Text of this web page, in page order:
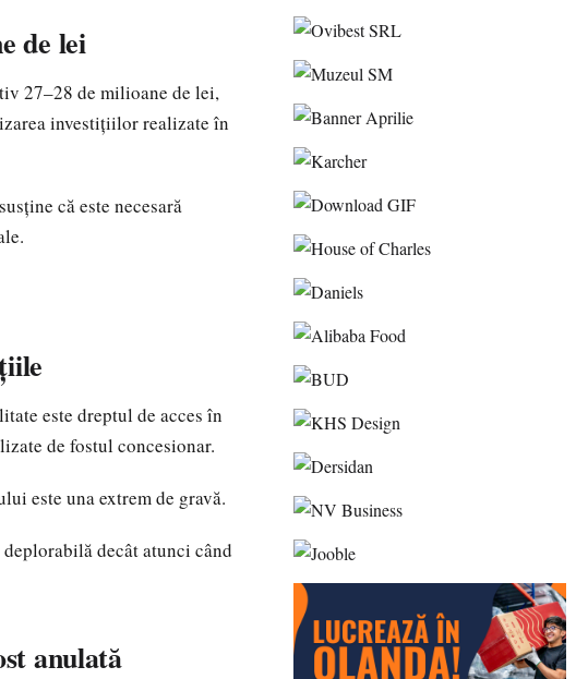
de lei
27–28 de milioane de lei,
investițiilor realizate în
că este necesară
este dreptul de acces în
de fostul concesionar.
este una extrem de gravă.
decât atunci când
anulată